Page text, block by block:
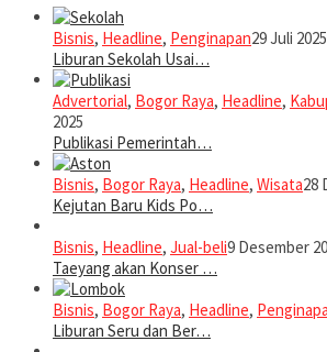
Bisnis, Headline, Penginapan29 Juli 2025
Liburan Sekolah Usai…
Advertorial, Bogor Raya, Headline,
2025
Publikasi Pemerintah…
Bisnis, Bogor Raya, Headline, Wisata28
Kejutan Baru Kids Po…
Bisnis, Headline, Jual-beli9 Desember
Taeyang akan Konser …
Bisnis, Bogor Raya, Headline,
Liburan Seru dan Ber…